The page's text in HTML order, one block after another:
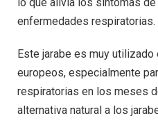
enfermedades respiratorias.
Este jarabe es muy
europeos, especialmente
respiratorias en los meses
alternativa natural a los